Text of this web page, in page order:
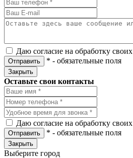
Даю согласие на обработку своих
Отправить * - обязательные поля
Закрыть
Оставьте свои контакты
Даю согласие на обработку своих
Отправить * - обязательные поля
Закрыть
Выберите город